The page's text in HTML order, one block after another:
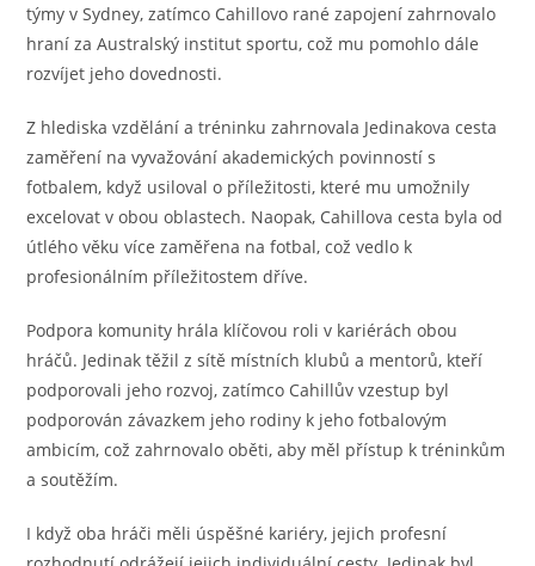
týmy v Sydney, zatímco Cahillovo rané zapojení zahrnovalo
hraní za Australský institut sportu, což mu pomohlo dále
rozvíjet jeho dovednosti.
Z hlediska vzdělání a tréninku zahrnovala Jedinakova cesta
zaměření na vyvažování akademických povinností s
fotbalem, když usiloval o příležitosti, které mu umožnily
excelovat v obou oblastech. Naopak, Cahillova cesta byla od
útlého věku více zaměřena na fotbal, což vedlo k
profesionálním příležitostem dříve.
Podpora komunity hrála klíčovou roli v kariérách obou
hráčů. Jedinak těžil z sítě místních klubů a mentorů, kteří
podporovali jeho rozvoj, zatímco Cahillův vzestup byl
podporován závazkem jeho rodiny k jeho fotbalovým
ambicím, což zahrnovalo oběti, aby měl přístup k tréninkům
a soutěžím.
I když oba hráči měli úspěšné kariéry, jejich profesní